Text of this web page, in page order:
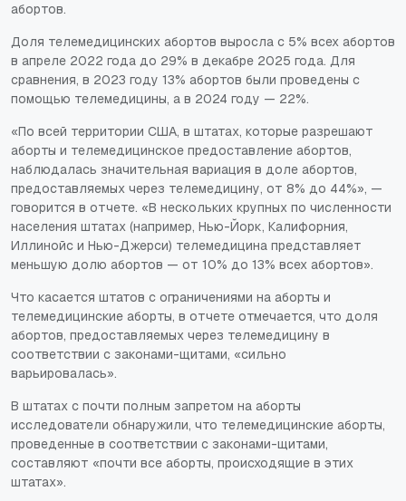
абортов.
Доля телемедицинских абортов выросла с 5% всех абортов
в апреле 2022 года до 29% в декабре 2025 года. Для
сравнения, в 2023 году 13% абортов были проведены с
помощью телемедицины, а в 2024 году — 22%.
«По всей территории США, в штатах, которые разрешают
аборты и телемедицинское предоставление абортов,
наблюдалась значительная вариация в доле абортов,
предоставляемых через телемедицину, от 8% до 44%», —
говорится в отчете. «В нескольких крупных по численности
населения штатах (например, Нью-Йорк, Калифорния,
Иллинойс и Нью-Джерси) телемедицина представляет
меньшую долю абортов — от 10% до 13% всех абортов».
Что касается штатов с ограничениями на аборты и
телемедицинские аборты, в отчете отмечается, что доля
абортов, предоставляемых через телемедицину в
соответствии с законами-щитами, «сильно
варьировалась».
В штатах с почти полным запретом на аборты
исследователи обнаружили, что телемедицинские аборты,
проведенные в соответствии с законами-щитами,
составляют «почти все аборты, происходящие в этих
штатах».